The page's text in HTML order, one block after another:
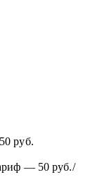
руб.
— 50 руб./